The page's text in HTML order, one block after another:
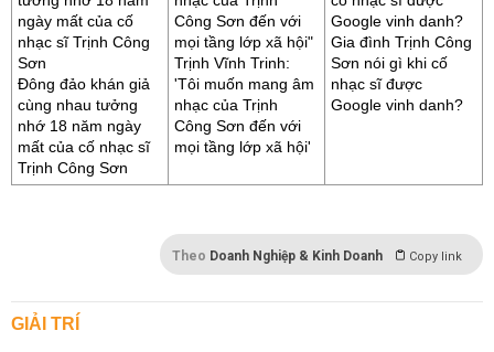
Đông đảo khán giả
cùng nhau tưởng
nhớ 18 năm ngày
mất của cố nhạc sĩ
Trịnh Công Sơn
Trịnh Vĩnh Trinh:
'Tôi muốn mang âm
nhạc của Trịnh
Công Sơn đến với
mọi tầng lớp xã hội'
Gia đình Trịnh Công
Sơn nói gì khi cố
nhạc sĩ được
Google vinh danh?
Theo Doanh Nghiệp & Kinh Doanh Copy link
GIẢI TRÍ